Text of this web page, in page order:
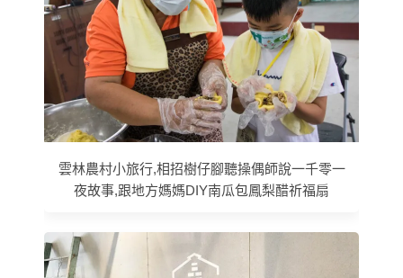
雲林農村小旅行,相招樹仔腳聽操偶師說一千零一
夜故事,跟地方媽媽DIY南瓜包鳳梨醋祈福扇